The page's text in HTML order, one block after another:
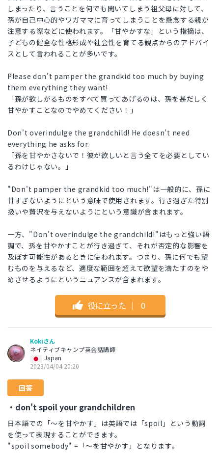
しまったり、言うことを何でも聞いてしまう祖父母に対して、
孫が自己中心的やワガママに育ってしまうことを懸念する親が
注意する際などに使われます。「甘やかすな」という指摘は、
子どもの健全な性格形成や社会性を育てる観点からのアドバイ
スとして言われることが多いです。
Please don't pamper the grandkid too much by buying
them everything they want!
「孫が欲しがるものをすべて買ってあげるのは、孫を甚だしく
甘やかすことなのでやめてください！」
Don't overindulge the grandchild! He doesn't need
everything he asks for.
「孫を甘やかさないで！彼が欲しいと言う全てを必要としてい
るわけじゃない。」
"Don't pamper the grandkid too much!"は一般的に、孫に
甘すぎないようにという意味で使用されます。行き過ぎた特別
扱いや贅沢を与えないようにという意識が含まれます。
一方、"Don't overindulge the grandchild!"はもっと強い語
調で、孫を甘やかすことが行き過ぎて、それが否定的な影響を
及ぼす可能性があるときに使われます。つまり、孫に何でも望
むものを与えるなど、適度な範囲を超えて欲望を満たすのをや
めさせるようにというニュアンスが含まれます。
役に立った ｜ 0
Kokiさん
ネイティブキャンプ英会話講師
Japan
2023/04/04 20:20
回答
・don't spoil your grandchildren
日本語での「〜を甘やかす」は英語では「spoil」という動詞
を使って表現することができます。
"spoil somebody" =「〜を甘やかす」となります。